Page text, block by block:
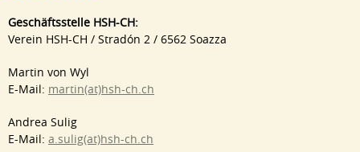
Geschäftsstelle HSH-CH:
Verein HSH-CH / Stradón 2 / 6562 Soazza
Martin von Wyl
E-Mail: martin(at)hsh-ch.ch
Andrea Sulig
E-Mail: a.sulig(at)hsh-ch.ch